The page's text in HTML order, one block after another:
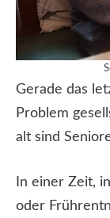
Gerade das
Problem
alt sind
In einer Zeit,
oder